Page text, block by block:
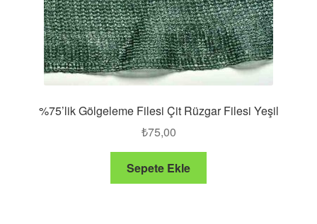
%75’lik Gölgeleme Filesi Çit Rüzgar Filesi Yeşil
₺75,00
Sepete Ekle